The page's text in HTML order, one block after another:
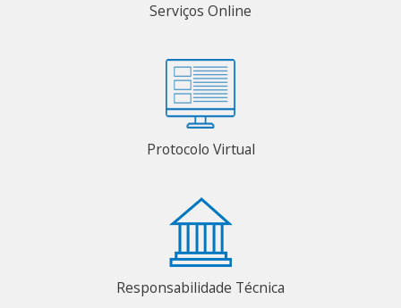
Serviços Online
Protocolo Virtual
Responsabilidade Técnica